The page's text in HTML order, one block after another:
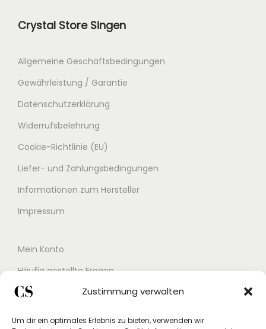
Zustimmung verwalten
Um dir ein optimales Erlebnis zu bieten, verwenden wir
Crystal Store Singen
Allgemeine Geschäftsbedingungen
Gewährleistung / Garantie
Datenschutzerklärung
Widerrufsbelehrung
Cookie-Richtlinie (EU)
Liefer- und Zahlungsbedingungen
Informationen zum Hersteller
Impressum
Mein Konto
Häufig gestellte Fragen
Kontakt